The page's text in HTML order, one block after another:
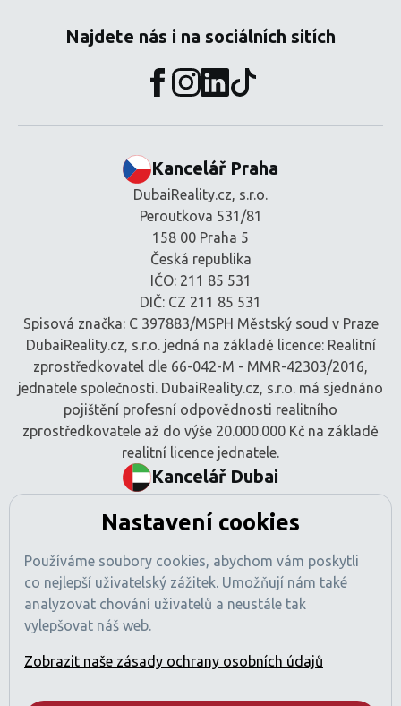
Najdete nás i na sociálních sitích
Kancelář Praha
DubaiReality.cz, s.r.o.
Peroutkova 531/81
158 00 Praha 5
Česká republika
IČO: 211 85 531
DIČ: CZ 211 85 531
Spisová značka: C 397883/MSPH Městský soud v Praze
DubaiReality.cz, s.r.o. jedná na základě licence: Realitní
zprostředkovatel dle 66-042-M - MMR-42303/2016,
jednatele společnosti. DubaiReality.cz, s.r.o. má sjednáno
pojištění profesní odpovědnosti realitního
zprostředkovatele až do výše 20.000.000 Kč na základě
realitní licence jednatele.
Kancelář Dubai
Tamani Arts Offices, Office 741
Dubaj, SAE
Číslo obchodní licence: 1470425
Registrace RERA: 49189
Obchodní registr: 2529912
Licencovaná činnost: Zprostředkování nákupu a prodeje
nemovitostí
Nastavení cookies
Používáme soubory cookies, abychom vám poskytli
co nejlepší uživatelský zážitek. Umožňují nám také
analyzovat chování uživatelů a neustále tak
vylepšovat náš web.
Zobrazit naše zásady ochrany osobních údajů